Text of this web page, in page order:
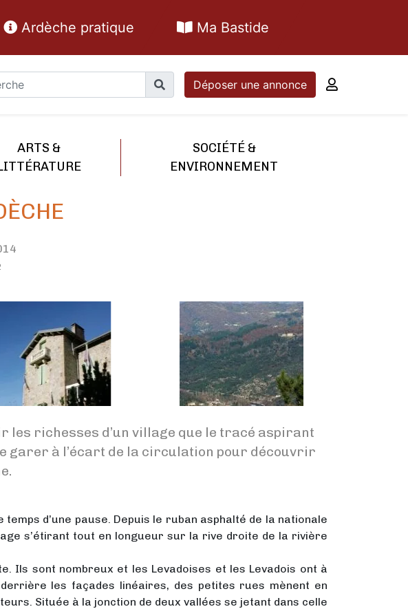
Ardèche pratique Ma Bastide
Déposer une annonce
ARTS &
SOCIÉTÉ &
ENVIRONNEMENT
richesses d’un village que le tracé aspirant
garer à l’écart de la circulation pour découvrir
d’une pause. Depuis le ruban asphalté de la nationale
s’étirant tout en longueur sur la rive droite de la rivière
Ils sont nombreux et les Levadoises et les Levadois ont à
les façades linéaires, des petites rues mènent en
Située à la jonction de deux vallées se jetant dans celle